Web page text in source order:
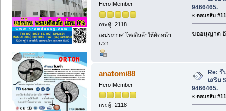
Hero Member
กระทู้: 2118
ลงประกาศ โพสสินค้าให้ติดหน้า
แรก
9466465.
« ตอบกลับ
ขออนุญาต
anatomi88
Hero Member
กระทู้: 2118
Re:
เสริม
9466465.
« ตอบกลับ